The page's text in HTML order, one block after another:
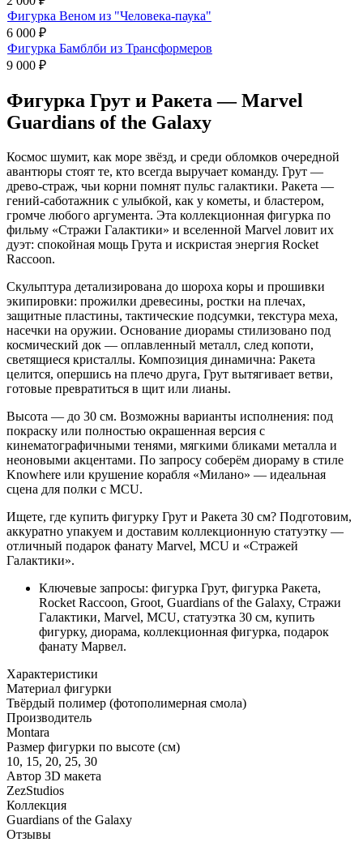
Фигурка Веном из "Человека-паука"
6 000 ₽
Фигурка Бамблби из Трансформеров
9 000 ₽
Фигурка Грут и Ракета — Marvel
Guardians of the Galaxy
Космос шумит, как море звёзд, и среди обломков очередной
авантюры стоят те, кто всегда выручает команду. Грут —
древо-страж, чьи корни помнят пульс галактики. Ракета —
гений-саботажник с улыбкой, как у кометы, и бластером,
громче любого аргумента. Эта коллекционная фигурка по
фильму «Стражи Галактики» и вселенной Marvel ловит их
дуэт: спокойная мощь Грута и искристая энергия Rocket
Raccoon.
Скульптура детализирована до шороха коры и прошивки
экипировки: прожилки древесины, ростки на плечах,
защитные пластины, тактические подсумки, текстура меха,
насечки на оружии. Основание диорамы стилизовано под
космический док — оплавленный металл, след копоти,
светящиеся кристаллы. Композиция динамична: Ракета
целится, опершись на плечо друга, Грут вытягивает ветви,
готовые превратиться в щит или лианы.
Высота — до 30 см. Возможны варианты исполнения: под
покраску или полностью окрашенная версия с
кинематографичными тенями, мягкими бликами металла и
неоновыми акцентами. По запросу соберём диораму в стиле
Knowhere или крушение корабля «Милано» — идеальная
сцена для полки с MCU.
Ищете, где купить фигурку Грут и Ракета 30 см? Подготовим,
аккуратно упакуем и доставим коллекционную статуэтку —
отличный подарок фанату Marvel, MCU и «Стражей
Галактики».
Ключевые запросы: фигурка Грут, фигурка Ракета,
Rocket Raccoon, Groot, Guardians of the Galaxy, Стражи
Галактики, Marvel, MCU, статуэтка 30 см, купить
фигурку, диорама, коллекционная фигурка, подарок
фанату Марвел.
Характеристики
Материал фигурки
Твёрдый полимер (фотополимерная смола)
Производитель
Montara
Размер фигурки по высоте (см)
10, 15, 20, 25, 30
Автор 3D макета
ZezStudios
Коллекция
Guardians of the Galaxy
Отзывы